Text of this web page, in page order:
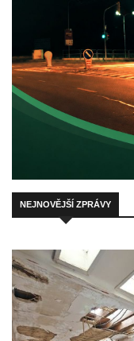
NEJNOVĚJŠÍ ZPRÁVY